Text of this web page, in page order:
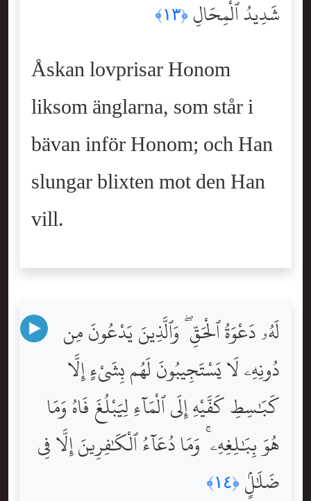
شَدِيدُ ٱلْمِحَالِ ﴿١٣﴾
Åskan lovprisar Honom
liksom änglarna, som står i
bävan inför Honom; och Han
slungar blixten mot den Han
vill.
لَهُۥ دَعْوَةُ ٱلْحَقِّ ۖ وَٱلَّذِينَ يَدْعُونَ مِن
دُونِهِۦ لَا يَسْتَجِيبُونَ لَهُم بِشَىْءٍ إِلَّا
كَبَٰسِطِ كَفَّيْهِ إِلَى ٱلْمَآءِ لِيَبْلُغَ فَاهُ وَمَا
هُوَ بِبَٰلِغِهِۦ ۚ وَمَا دُعَآءُ ٱلْكَٰفِرِينَ إِلَّا فِى
ضَلَٰلٍۢ ﴿١٤﴾